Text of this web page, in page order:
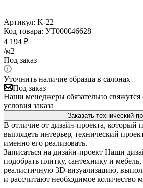
Артикул: K-22
Код товара: УТ000046628
4 194 ₽
/м2
Под заказ
Уточнить наличие образца в салонах
Под заказ
Наши менеджеры обязательно свяжутся
условия заказа
Заказать технический
В отличие от дизайн-проекта, который
выглядеть интерьер, технический
именно его реализовать.
Записаться на дизайн-проект Наши
подобрать плитку, сантехнику и мебель,
реалистичную 3D-визуализацию,
и рассчитают необходимое количество